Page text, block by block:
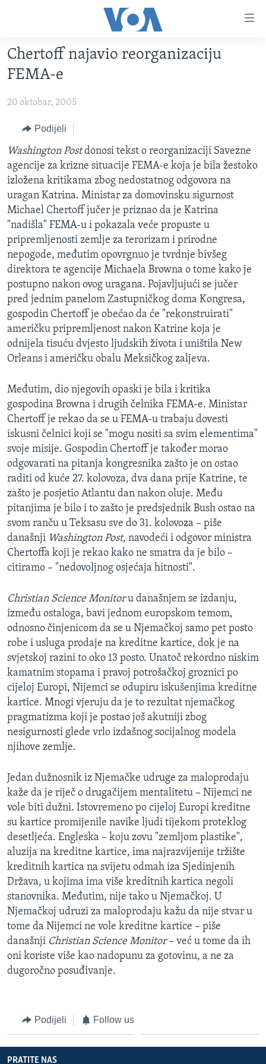
glavni
sadržaj
na
navigaciju
Idi
na
pretragu
FOTOGRAFIJE DANA
VIJESTI
SJEDINJENE AMERIČKE DRŽAVE
BOSNA I HERCEGOVINA
SVIJET
NAUKA I TEHNOLOGIJA
SPECIJALNI PROJEKTI
KORUPCIJA
SLOBODA MEDIJA
ŽENSKA STRANA
IZBJEGLIČKA STRANA
O GLASU AMERIKE
Learning English
PRATITE NAS
Jezici
Chertoff najavio reorganizaciju
FEMA-e
20 oktobar, 2005
Podijeli
Washington Postdonosi tekst o reorganizaciji Savezne
agencije za krizne situacije FEMA-e koja je bila žestoko
izložena kritikama zbog nedostatnog odgovora na
uragan Katrina. Ministar za domovinsku sigurnost
Michael Chertoff jučer je priznao da je Katrina
"nadišla" FEMA-u i pokazala veće propuste u
pripremljenosti zemlje za terorizam i prirodne
nepogode, međutim opovrgnuo je tvrdnje bivšeg
direktora te agencije Michaela Browna o tome kako je
postupno nakon ovog uragana. Pojavljujući se jučer
pred jednim panelom Zastupničkog doma Kongresa,
gospodin Chertoff je obećao da će "rekonstruirati"
američku pripremljenost nakon Katrine koja je
odnijela tisuću dvjesto ljudskih života i uništila New
Orleans i američku obalu Meksičkog zaljeva.
Međutim, dio njegovih opaski je bila i kritika
gospodina Browna i drugih čelnika FEMA-e. Ministar
Chertoff je rekao da se u FEMA-u trabaju dovesti
iskusni čelnici koji se "mogu nositi sa svim elementima"
svoje misije. Gospodin Chertoff je također morao
odgovarati na pitanja kongresnika zašto je on ostao
raditi od kuće 27. kolovoza, dva dana prije Katrine, te
zašto je posjetio Atlantu dan nakon oluje. Među
pitanjima je bilo i to zašto je predsjednik Bush ostao na
svom ranču u Teksasu sve do 31. kolovoza – piše
današnji Washington Post, navodeći i odgovor ministra
Chertoffa koji je rekao kako ne smatra da je bilo –
citiramo – "nedovoljnog osjećaja hitnosti".
Christian Science Monitoru današnjem se izdanju,
između ostaloga, bavi jednom europskom temom,
odnosno činjenicom da se u Njemačkoj samo pet posto
robe i usluga prodaje na kreditne kartice, dok je na
svjetskoj razini to oko 13 posto. Unatoč rekordno niskim
kamatnim stopama i pravoj potrošačkoj groznici po
cijeloj Europi, Nijemci se odupiru iskušenjima kreditne
kartice. Mnogi vjeruju da je to rezultat njemačkog
pragmatizma koji je postao još akutniji zbog
nesigurnosti glede vrlo izdašnog socijalnog modela
njihove zemlje.
Jedan dužnosnik iz Njemačke udruge za maloprodaju
kaže da je riječ o drugačijem mentalitetu – Nijemci ne
vole biti dužni. Istovremeno po cijeloj Europi kreditne
su kartice promijenile navike ljudi tijekom proteklog
desetljeća. Engleska – koju zovu "zemljom plastike",
aluzija na kreditne kartice, ima najrazvijenije tržište
kreditnih kartica na svijetu odmah iza Sjedinjenih
Država, u kojima ima više kreditnih kartica negoli
stanovnika. Međutim, nije tako u Njemačkoj. U
Njemačkoj udruzi za maloprodaju kažu da nije stvar u
tome da Nijemci ne vole kreditne kartice – piše
današnji Christian Science Monitor– već u tome da ih
oni koriste više kao nadopunu za gotovinu, a ne za
dugoročno posuđivanje.
Podijeli Follow us
PRATITE NAS